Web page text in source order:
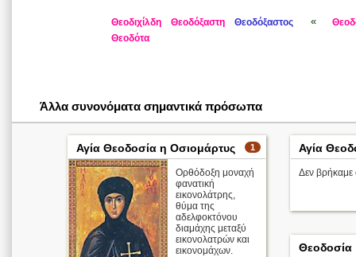
Θεοδιχίλδη Θεοδόξαστη Θεοδόξαστος «
Θεοδότα
Άλλα συνονόματα σημαντικά πρόσωπα
1
Αγία Θεοδοσία η Οσιομάρτυς
Ορθόδοξη μοναχή
φανατική
εικονολάτρης,
θύμα της
αδελφοκτόνου
διαμάχης μεταξύ
εικονολατρών και
εικονομάχων.
Αγία
Δεν βρήκαμε
Θεοδοσία